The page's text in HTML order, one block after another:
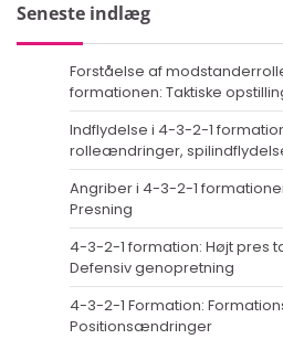
Seneste indlæg
Forståelse af
formationen: Taktiske
Indflydelse i 4-3-2-1
rolleændringer,
Angriber i 4-3-2-1
Presning
4-3-2-1 formation: Højt pres
Defensiv genopretning
4-3-2-1 Formation:
Positionsændringer